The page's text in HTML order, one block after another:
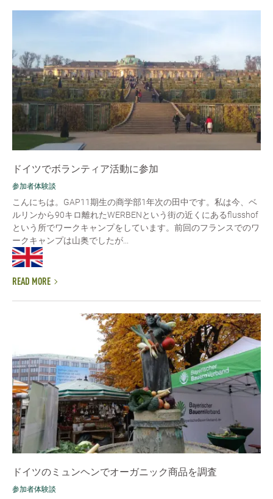
ドイツでボランティア活動に参加
参加者体験談
こんにちは。GAP11期生の商学部1年次の田中です。私は今、ベ
ルリンから90キロ離れたWERBENという街の近くにあるflusshof
という所でワークキャンプをしています。前回のフランスでのワ
ークキャンプは山奥でしたが...
READ MORE
ドイツのミュンヘンでオーガニック商品を調査
参加者体験談